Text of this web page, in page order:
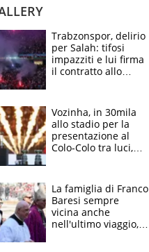
Trabzonspor, delirio
per Salah: tifosi
impazziti e lui firma
il contratto allo
Vozinha, in 30mila
allo stadio per la
presentazione al
Colo-Colo tra luci,
La famiglia di Franco
Baresi sempre
vicina anche
nell'ultimo viaggio,